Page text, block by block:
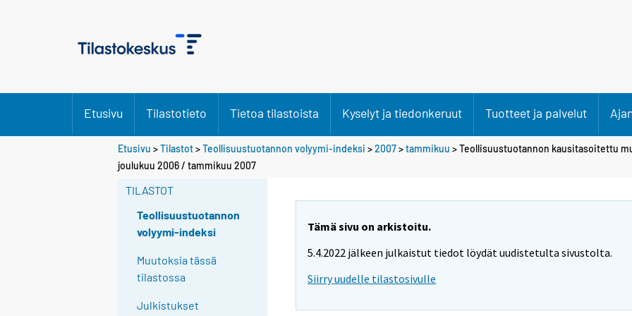
Etusivu Tilastotieto Tietoa tilastoista Kyselyt ja tiedonkeruut Tuotteet ja palvelut
Etusivu >Tilastot>Teollisuustuotannon volyymi-indeksi >2007>tammikuu > Teollisuustuotannon kausitasoitettu
joulukuu 2006 / tammikuu 2007
TILASTOT
Teollisuustuotannon
volyymi-indeksi
Muutoksia tässä
tilastossa
Julkistukset
Tämä sivu on arkistoitu.
5.4.2022 jälkeen julkaistut tiedot löydät uudistetulta sivustolta.
Siirry uudelle tilastosivulle